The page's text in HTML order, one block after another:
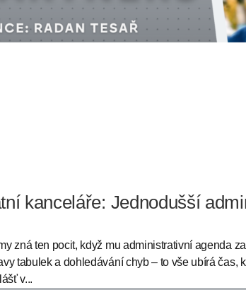
kanceláře: Jednodušší
zná ten pocit, když mu administrativní agenda
tabulek a dohledávání chyb – to vše ubírá čas,
v...